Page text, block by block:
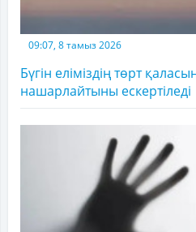
09:07, 8 тамыз 2026
Бүгін еліміздің төрт
нашарлайтыны ескертіледі